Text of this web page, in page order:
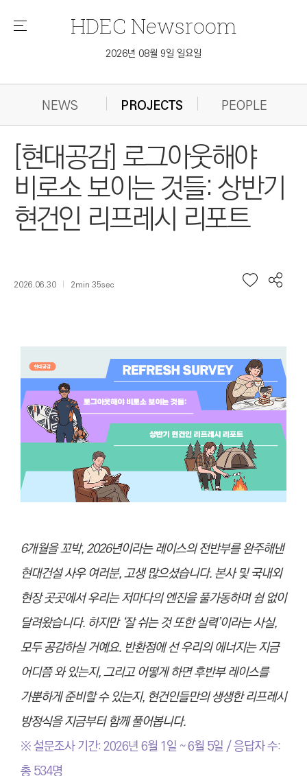
메
HDEC Newsroom
2026년 08월 9일 일요일
NEWS PROJECTS PEOPLE
[현대공감] 로그아웃해야
비로소 보이는 것들: 상반기
현건인 리프레시 리포트
2026.06.30 2min 35sec
6개월을 꼬박, 2026년이라는 레이스의 전반부를 완주해낸
현대건설 사우 여러분, 고생 많으셨습니다. 본사 및 국내외
현장 곳곳에서 우리는 저마다의 엔진을 풀가동하며 쉼 없이
달려왔습니다. 하지만 ‘잘 쉬는 것 또한 실력’이라는 사실,
모두 공감하실 거예요. 반환점에 선 우리의 에너지는 지금
어디쯤 와 있는지, 그리고 어떻게 하면 후반부 레이스를
가뿐하게 준비할 수 있는지, 현건인들만의 생생한 리프레시
방정식을 지금부터 함께 풀어봅니다.
※ 설문조사기간: 2026년 6월 1일 ~ 6월 5일 / 응답자 수:
총 534명